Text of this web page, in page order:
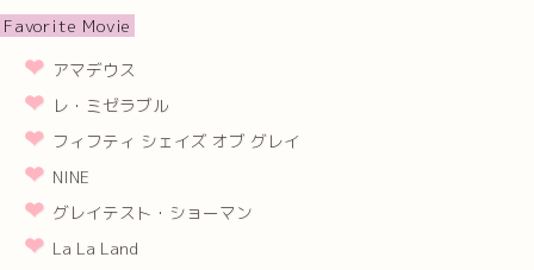
Favorite Movie
アマデウス
レ・ミゼラブル
フィフティ シェイズ オブ グレイ
NINE
グレイテスト・ショーマン
La La Land